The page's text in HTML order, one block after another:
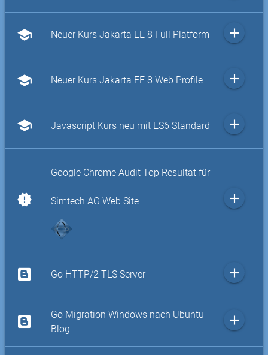
school Neuer Kurs Jakarta EE 8 Full Platform add
school Neuer Kurs Jakarta EE 8 Web Profile add
school Javascript Kurs neu mit ES6 Standard add
new_releases
Google Chrome Audit Top Resultat für
Simtech AG Web Site add
Go HTTP/2 TLS Server add
Go Migration Windows nach Ubuntu
Blog
add